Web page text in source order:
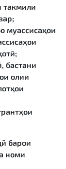
такмили
муассисаҳои
бастани
олии
барои
номи